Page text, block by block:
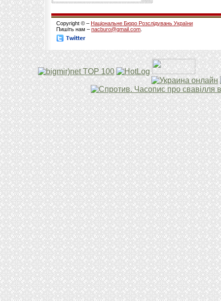
Copyright © – Національне Бюро Розслідувань України
Пишіть нам – nacburo@gmail.com